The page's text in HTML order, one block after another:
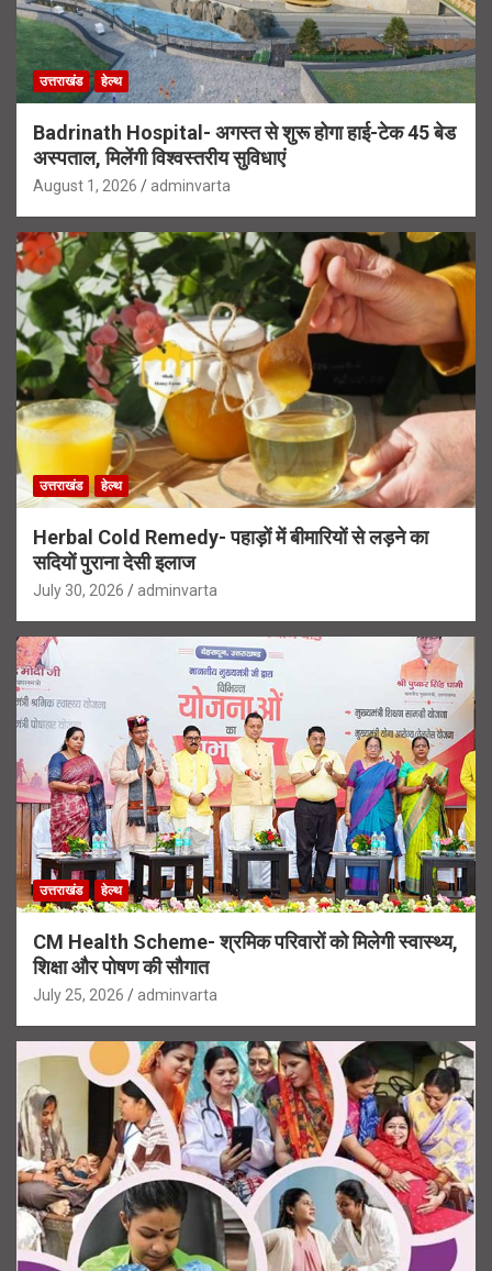
उत्तराखंड हेल्थ
Badrinath Hospital- अगस्त से शुरू होगा हाई-टेक 45 बेड
अस्पताल, मिलेंगी विश्वस्तरीय सुविधाएं
August 1, 2026 adminvarta
उत्तराखंड हेल्थ
Herbal Cold Remedy- पहाड़ों में बीमारियों से लड़ने का
सदियों पुराना देसी इलाज
July 30, 2026 adminvarta
उत्तराखंड हेल्थ
CM Health Scheme- श्रमिक परिवारों को मिलेगी स्वास्थ्य,
शिक्षा और पोषण की सौगात
July 25, 2026 adminvarta